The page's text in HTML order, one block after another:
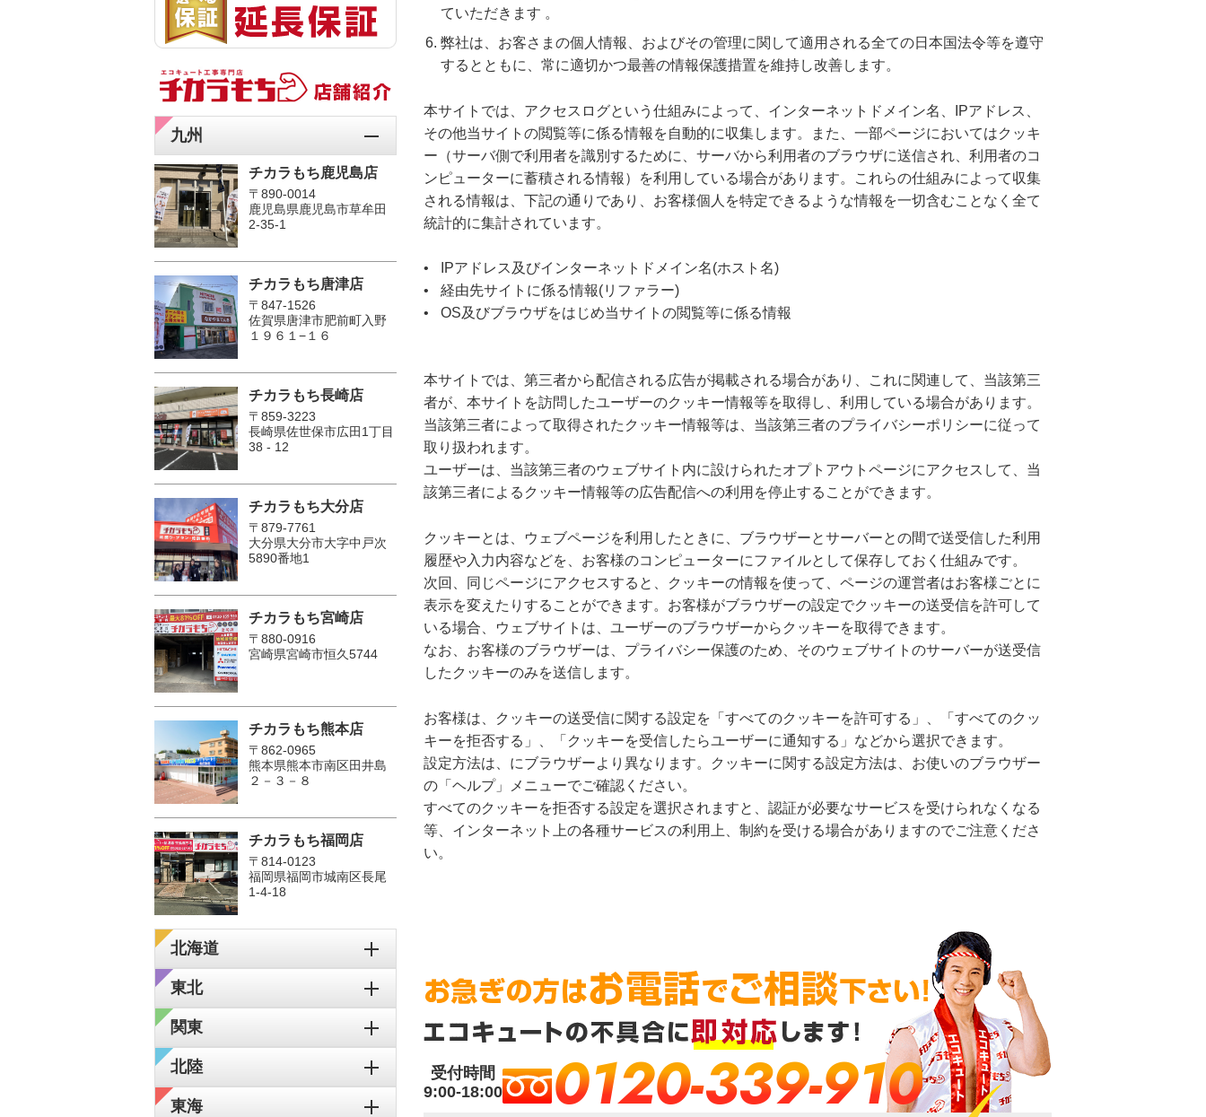
ていただきます 。
弊社は、お客さまの個人情報、およびその管理に関して適用される全ての日本国法令等を遵守
するとともに、常に適切かつ最善の情報保護措置を維持し改善します。
本サイトでは、アクセスログという仕組みによって、インターネットドメイン名、IPアドレス、
その他当サイトの閲覧等に係る情報を自動的に収集します。また、一部ページにおいてはクッキ
ー（サーバ側で利用者を識別するために、サーバから利用者のブラウザに送信され、利用者のコ
ンピューターに蓄積される情報）を利用している場合があります。これらの仕組みによって収集
される情報は、下記の通りであり、お客様個人を特定できるような情報を一切含むことなく全て
統計的に集計されています。
IPアドレス及びインターネットドメイン名(ホスト名)
経由先サイトに係る情報(リファラー)
OS及びブラウザをはじめ当サイトの閲覧等に係る情報
本サイトでは、第三者から配信される広告が掲載される場合があり、これに関連して、当該第三
者が、本サイトを訪問したユーザーのクッキー情報等を取得し、利用している場合があります。
当該第三者によって取得されたクッキー情報等は、当該第三者のプライバシーポリシーに従って
取り扱われます。
ユーザーは、当該第三者のウェブサイト内に設けられたオプトアウトページにアクセスして、当
該第三者によるクッキー情報等の広告配信への利用を停止することができます。
クッキーとは、ウェブページを利用したときに、ブラウザーとサーバーとの間で送受信した利用
履歴や入力内容などを、お客様のコンピューターにファイルとして保存しておく仕組みです。
次回、同じページにアクセスすると、クッキーの情報を使って、ページの運営者はお客様ごとに
表示を変えたりすることができます。お客様がブラウザーの設定でクッキーの送受信を許可して
いる場合、ウェブサイトは、ユーザーのブラウザーからクッキーを取得できます。
なお、お客様のブラウザーは、プライバシー保護のため、そのウェブサイトのサーバーが送受信
したクッキーのみを送信します。
お客様は、クッキーの送受信に関する設定を「すべてのクッキーを許可する」、「すべてのクッ
キーを拒否する」、「クッキーを受信したらユーザーに通知する」などから選択できます。
設定方法は、にブラウザーより異なります。クッキーに関する設定方法は、お使いのブラウザー
の「ヘルプ」メニューでご確認ください。
すべてのクッキーを拒否する設定を選択されますと、認証が必要なサービスを受けられなくなる
等、インターネット上の各種サービスの利用上、制約を受ける場合がありますのでご注意くださ
い。
受付時間
9:00-18:00
0120-339-910
九州
チカラもち鹿児島店
〒890-0014
鹿児島県鹿児島市草牟田
2-35-1
チカラもち唐津店
〒847-1526
佐賀県唐津市肥前町入野
１９６１−１６
チカラもち長崎店
〒859-3223
長崎県佐世保市広田1丁目
38 - 12
チカラもち大分店
〒879-7761
大分県大分市大字中戸次
5890番地1
チカラもち宮崎店
〒880-0916
宮崎県宮崎市恒久5744
チカラもち熊本店
〒862-0965
熊本県熊本市南区田井島
２－３－８
チカラもち福岡店
〒814-0123
福岡県福岡市城南区長尾
1‐4‐18
北海道
東北
関東
北陸
東海